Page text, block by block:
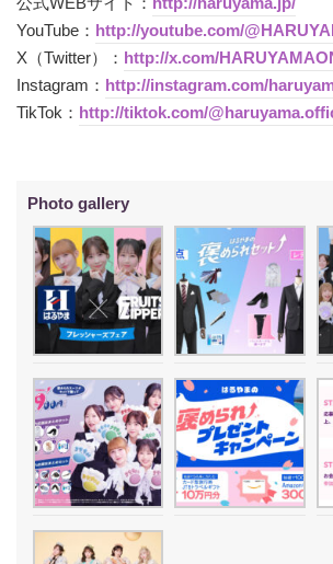
YouTube： http://youtube.com/
X（Twitter）： http://x.com/
Instagram： http://instagram.com/
TikTok： http://tiktok.com/